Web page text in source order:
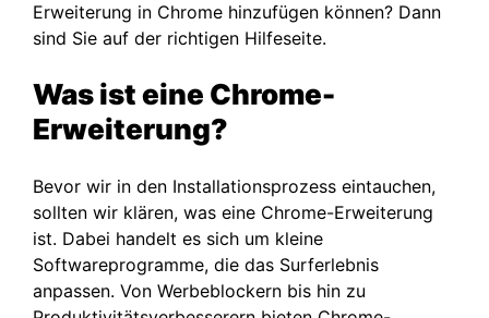
Erweiterung in Chrome hinzufügen können? Dann
sind Sie auf der richtigen Hilfeseite.
Was ist eine Chrome-
Erweiterung?
Bevor wir in den Installationsprozess eintauchen,
sollten wir klären, was eine Chrome-Erweiterung
ist. Dabei handelt es sich um kleine
Softwareprogramme, die das Surferlebnis
anpassen. Von Werbeblockern bis hin zu